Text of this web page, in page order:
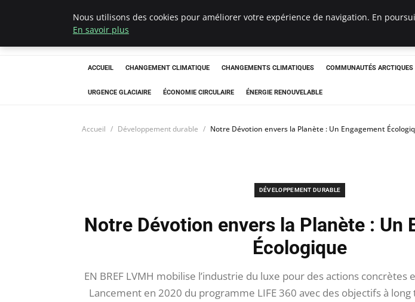
Arcticclimateemergency
ACCUEIL CHANGEMENT CLIMATIQUE CHANGEMENTS CLIMATIQUES COMMUNAUTÉS ARCTIQUES
URGENCE GLACIAIRE ÉCONOMIE CIRCULAIRE ÉNERGIE RENOUVELABLE
Accueil Développement durable Notre Dévotion envers la Planète : Un Engagement
DÉVELOPPEMENT DURABLE
Notre Dévotion envers la Planète : Un
Écologique
EN BREF LVMH mobilise l’industrie du luxe pour des actions concrètes
Lancement en 2020 du programme LIFE 360 avec des objectifs à
Nous utilisons des cookies pour améliorer votre expérience de navigation. En
En savoir plus